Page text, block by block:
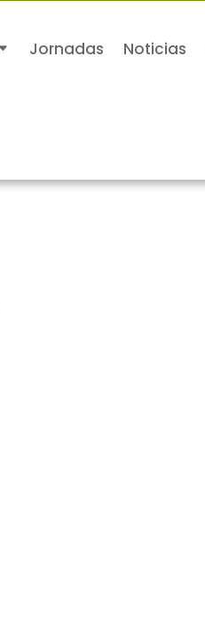
Jornadas Noticias